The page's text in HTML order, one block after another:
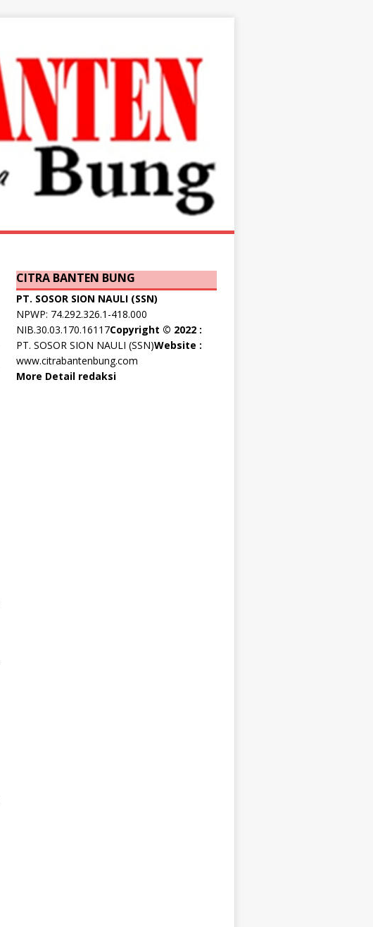
CITRA BANTEN BUNG
PT. SOSOR SION NAULI (SSN)
NPWP: 74.292.326.1-418.000
NIB.30.03.170.16117Copyright © 2022 :
PT. SOSOR SION NAULI (SSN)Website :
www.citrabantenbung.com
More Detail redaksi